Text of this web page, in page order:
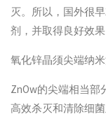
灭。所以，国外很
剂，并取得良好效果
氧化锌晶须尖端纳米
ZnOw的尖端相当部
高效杀灭和清除细